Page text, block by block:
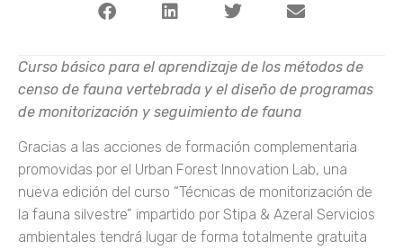
Curso básico para el aprendizaje de los métodos de
censo de fauna vertebrada y el diseño de programas
de monitorización y seguimiento de fauna
Gracias a las acciones de formación complementaria
promovidas por el Urban Forest Innovation Lab, una
nueva edición del curso “Técnicas de monitorización de
la fauna silvestre” impartido por Stipa & Azeral Servicios
ambientales tendrá lugar de forma totalmente gratuita